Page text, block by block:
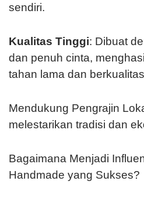
sendiri.
Kualitas Tinggi: Dibuat
dan penuh cinta,
tahan lama dan
Mendukung Pengrajin
melestarikan tradisi dan
Bagaimana Menjadi
Handmade yang Sukses?